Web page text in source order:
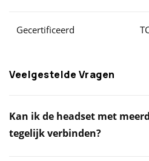
Gecertificeerd
Veelgestelde Vragen
Kan ik de headset met
tegelijk verbinden?